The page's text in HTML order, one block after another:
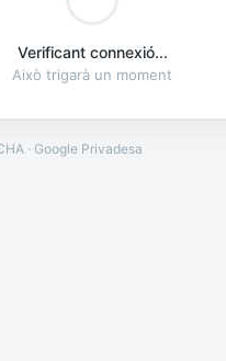
Verificant connexió...
Això trigarà un moment
· Google Privadesa